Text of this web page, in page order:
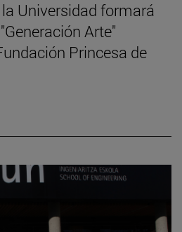
Universidad formará
Arte"
Princesa de